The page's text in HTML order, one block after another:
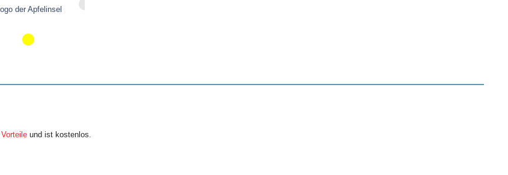
Vorteile und ist kostenlos.